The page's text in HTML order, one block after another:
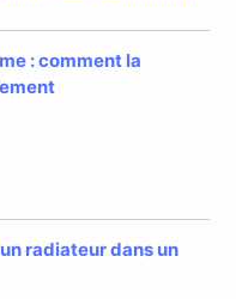
: comment la
radiateur dans un